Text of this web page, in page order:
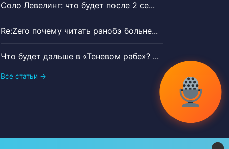
Соло Левелинг: что будет после 2 се...
Re:Zero почему читать ранобэ больне...
Что будет дальше в «Теневом рабе»? ...
Все статьи →